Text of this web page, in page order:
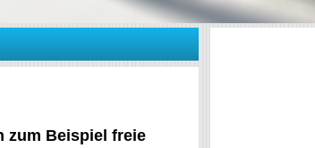
zum Beispiel freie